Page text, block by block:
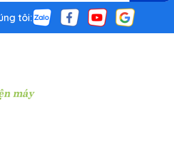
nhiệt
bị công suất định mức của bếp
tôi: